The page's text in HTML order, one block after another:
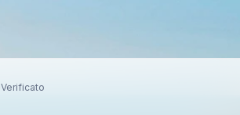
Verificato